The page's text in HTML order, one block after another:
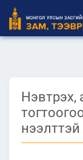
Нэвтрэх,
нээлттэй